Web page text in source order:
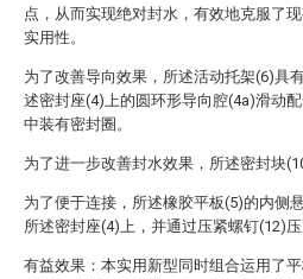
点，从而实现绝对封水，有效地克服了
实用性。
为了改善导向效果，所述活动托架(6)具
述密封座(4)上的圆环形导向腔(4a)滑动
中装有密封圈。
为了进一步改善封水效果，所述密封块
为了便于连接，所述橡胶平板(5)的内侧
所述密封座(4)上，并通过压紧螺钉(12)压
有益效果：本实用新型同时组合运用了